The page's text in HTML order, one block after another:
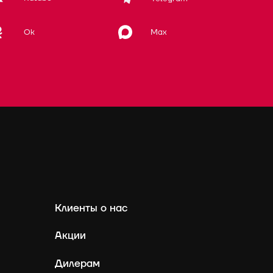
Ok Max
Клиенты о нас
Акции
Дилерам